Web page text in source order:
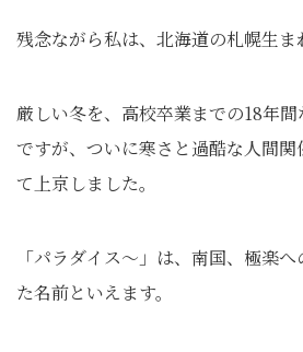
残念ながら私は、北海道の札幌生ま
厳しい冬を、高校卒業までの18年
ですが、ついに寒さと過酷な人間関
て上京しました。
「パラダイス～」は、南国、極楽
た名前といえます。